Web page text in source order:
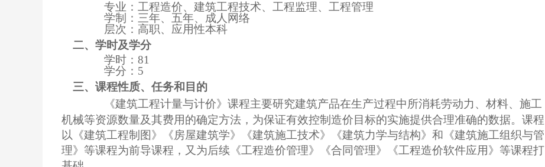
专业：工程造价、建筑工程技术、工程监理、工程管理
学制：三年、五年、成人网络
层次：高职、应用性本科
二、学时及学分
学时：81
学分：5
三、课程性质、任务和目的
《建筑工程计量与计价》课程主要研究建筑产品在生产过程中所消耗劳动力、材料、施工
机械等资源数量及其费用的确定方法，为保证有效控制造价目标的实施提供合理准确的数据。课程
以《建筑工程制图》《房屋建筑学》《建筑施工技术》《建筑力学与结构》和《建筑施工组织与管
理》等课程为前导课程，又为后续《工程造价管理》《合同管理》《工程造价软件应用》等课程打